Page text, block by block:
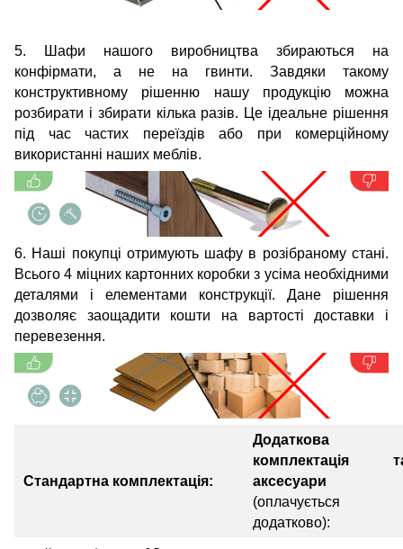
5. Шафи нашого виробництва збираються на
конфірмати, а не на гвинти. Завдяки такому
конструктивному рішенню нашу продукцію можна
розбирати і збирати кілька разів. Це ідеальне рішення
під час частих переїздів або при комерційному
використанні наших меблів.
6. Наші покупці отримують шафу в розібраному стані.
Всього 4 міцних картонних коробки з усіма необхідними
деталями і елементами конструкції. Дане рішення
дозволяє заощадити кошти на вартості доставки і
перевезення.
Стандартна комплектація:
Додаткова
комплектація
аксесуари
(оплачується
додатково):